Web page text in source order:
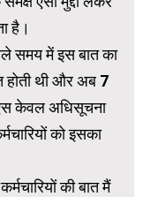
है।
समय में इस बात का
होती थी और अब 7
केवल अधिसूचना
को इसका
की बात मैं